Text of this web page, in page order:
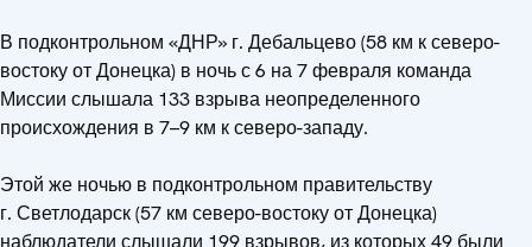
В подконтрольном «ДНР» г. Дебальцево (58 км к северо-
востоку от Донецка) в ночь с 6 на 7 февраля команда
Миссии слышала 133 взрыва неопределенного
происхождения в 7–9 км к северо-западу.
Этой же ночью в подконтрольном правительству
г. Светлодарск (57 км северо-востоку от Донецка)